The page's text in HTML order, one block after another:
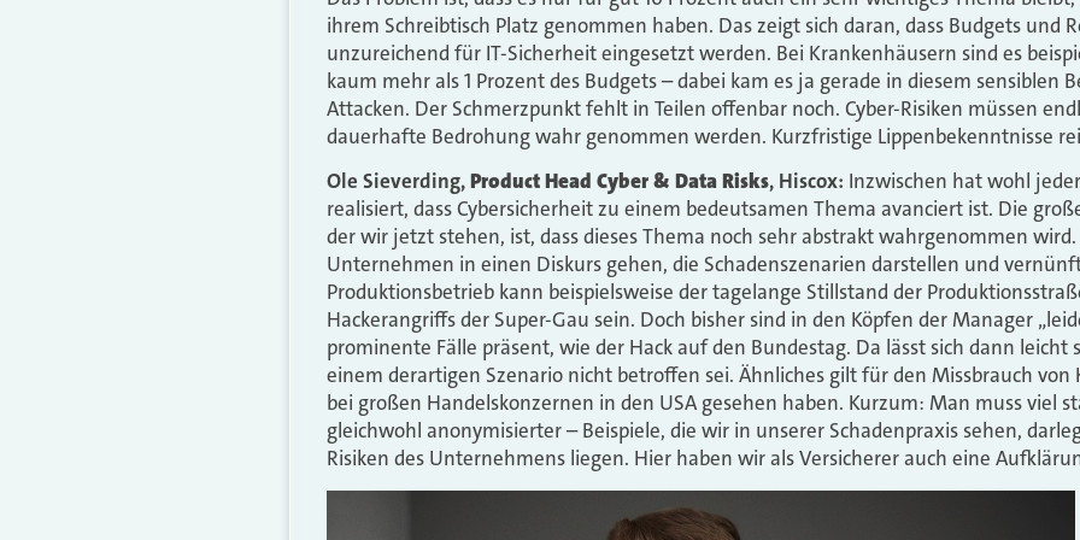
ihrem Schreibtisch Platz genommen haben. Das zeigt sich daran, dass Budgets und
unzureichend für IT-Sicherheit eingesetzt werden. Bei Krankenhäusern sind es
kaum mehr als 1 Prozent des Budgets – dabei kam es ja gerade in diesem sensiblen
Attacken. Der Schmerzpunkt fehlt in Teilen offenbar noch. Cyber-Risiken müssen
dauerhafte Bedrohung wahr genommen werden. Kurzfristige Lippenbekenntnisse
Ole Sieverding,Product Head Cyber & Data Risks, Hiscox: Inzwischen hat wohl
realisiert, dass Cybersicherheit zu einem bedeutsamen Thema avanciert ist. Die
der wir jetzt stehen, ist, dass dieses Thema noch sehr abstrakt wahrgenommen
Unternehmen in einen Diskurs gehen, die Schadenszenarien darstellen und
Produktionsbetrieb kann beispielsweise der tagelange Stillstand der
Hackerangriffs der Super-Gau sein. Doch bisher sind in den Köpfen der Manager
prominente Fälle präsent, wie der Hack auf den Bundestag. Da lässt sich dann leicht
einem derartigen Szenario nicht betroffen sei. Ähnliches gilt für den Missbrauch von
bei großen Handelskonzernen in den USA gesehen haben. Kurzum: Man muss viel
gleichwohl anonymisierter – Beispiele, die wir in unserer Schadenpraxis sehen,
Risiken des Unternehmens liegen. Hier haben wir als Versicherer auch eine